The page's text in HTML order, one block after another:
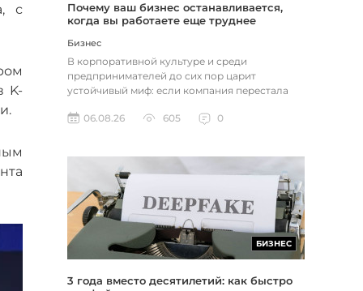
с
K-
Почему ваш бизнес останавливается,
когда вы работаете еще труднее
Бизнес
В корпоративной культуре и среди
предпринимателей до сих пор царит
устойчивый миф: если компания перестала
пр...06.08.26 605 0
БИЗНЕС
3 года вместо десятилетий: как быстро